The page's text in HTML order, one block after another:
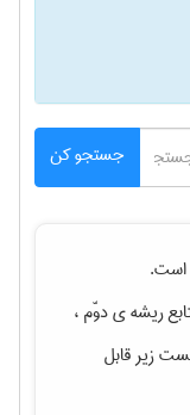
جستجو کن
است.
ریشه ی دوّم ،
زیر قابل